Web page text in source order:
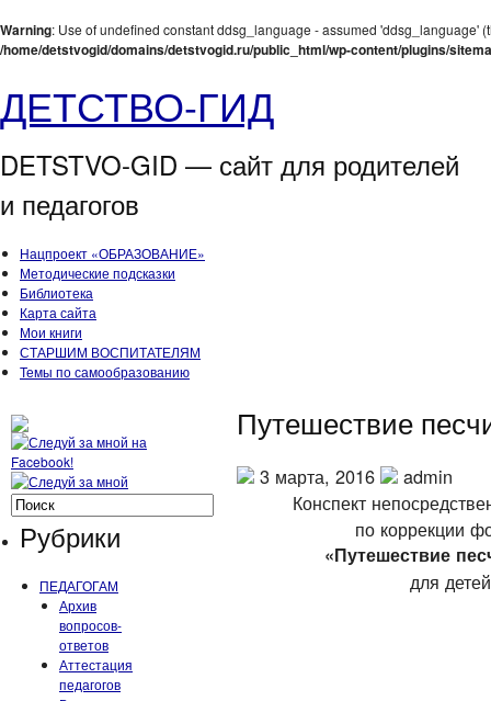
Warning: Use of undefined constant ddsg_language - assumed 'ddsg_language'
/home/detstvogid/domains/detstvogid.ru/public_html/wp-content/plugins/
ДЕТСТВО-ГИД
DETSTVO-GID — сайт для родителей
и педагогов
Нацпроект «ОБРАЗОВАНИЕ»
Методические подсказки
Библиотека
Карта сайта
Мои книги
СТАРШИМ ВОСПИТАТЕЛЯМ
Темы по самообразованию
Рубрики
ПЕДАГОГАМ
Архив
вопросов-
ответов
Аттестация
педагогов
Путешествие
3 марта, 2016
admin
Конспект
по коррекции
«Путешествие
для